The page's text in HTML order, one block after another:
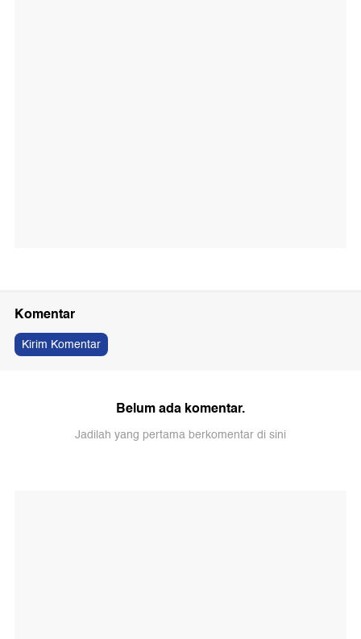
Komentar
Kirim Komentar
Belum ada komentar.
Jadilah yang pertama berkomentar di sini